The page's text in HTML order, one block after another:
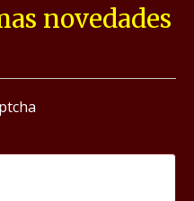
novedades